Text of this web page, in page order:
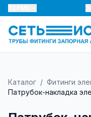
Каталог / Фитинги
Патрубок-накладка